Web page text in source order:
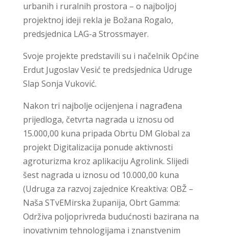
urbanih i ruralnih prostora – o najboljoj
projektnoj ideji rekla je Božana Rogalo,
predsjednica LAG-a Strossmayer.
Svoje projekte predstavili su i načelnik Općine
Erdut Jugoslav Vesić te predsjednica Udruge
Slap Sonja Vuković.
Nakon tri najbolje ocijenjena i nagrađena
prijedloga, četvrta nagrada u iznosu od
15.000,00 kuna pripada Obrtu DM Global za
projekt Digitalizacija ponude aktivnosti
agroturizma kroz aplikaciju Agrolink. Slijedi
šest nagrada u iznosu od 10.000,00 kuna
(Udruga za razvoj zajednice Kreaktiva: OBŽ –
Naša STvEMirska županija, Obrt Gamma:
Održiva poljoprivreda budućnosti bazirana na
inovativnim tehnologijama i znanstvenim